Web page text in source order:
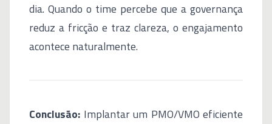
dia. Quando o time percebe que a governança
reduz a fricção e traz clareza, o engajamento
acontece naturalmente.
Conclusão: Implantar um PMO/VMO eficiente